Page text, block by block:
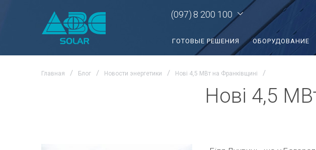
(097) 8 200 100
ГОТОВЫЕ РЕШЕНИЯ ОБОРУДОВАНИЕ
Главная Блог Новости энергетики Нові 4,5 МВт на Франківщині
Нові 4,5